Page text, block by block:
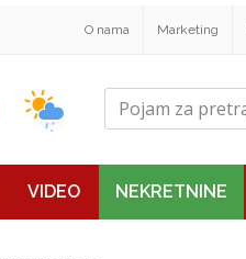
O nama Marketing
VIDEO NEKRETNINE